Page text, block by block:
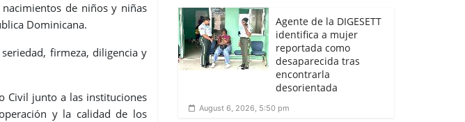
de niños y niñas
Dominicana.
firmeza, diligencia y
Civil junto a las instituciones
y la calidad de los
Agente de la DIGESETT
identifica a mujer
reportada como
desaparecida tras
encontrarla
desorientada
August 6, 2026, 5:50 pm